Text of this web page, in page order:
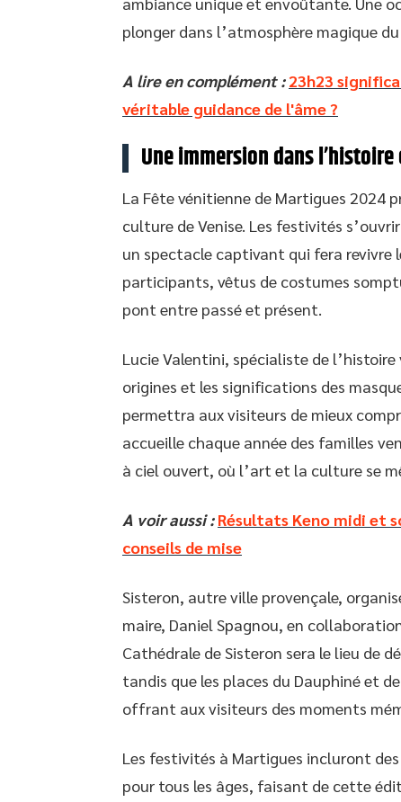
plonger dans l’atmosphère magique
A lire en complément :23h23
véritable guidance de l'âme ?
Une immersion dans
La Fête vénitienne de Martigues 2024
culture de Venise. Les festivités
un spectacle captivant qui fera revivre
participants, vêtus de costumes
pont entre passé et présent.
Lucie Valentini, spécialiste de
origines et les significations des
permettra aux visiteurs de mieux
accueille chaque année des familles
à ciel ouvert, où l’art et la culture se
A voir aussi : Résultats Keno midi et
conseils de mise
Sisteron, autre ville provençale,
maire, Daniel Spagnou, en
Cathédrale de Sisteron sera le lieu de
tandis que les places du Dauphiné et
offrant aux visiteurs des moments
Les festivités à Martigues incluront
pour tous les âges, faisant de cette